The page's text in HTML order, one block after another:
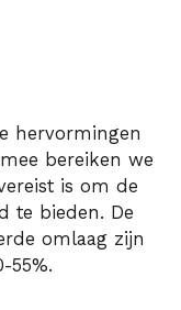
hervormingen
bereiken we
is om de
te bieden. De
omlaag zijn
55%.